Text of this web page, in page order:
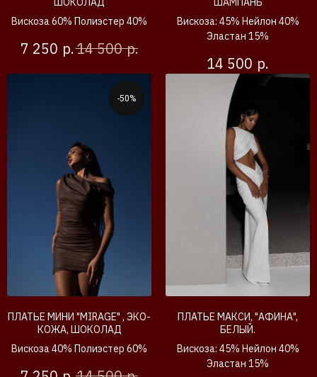
Вискоза 60% Полиэстер 40%
7 250 р.14 500 р.
Вискоза: 45% Нейлон 40%
Эластан 15%
14 500 р.
-50%
ПЛАТЬЕ МИНИ "MIRAGE" , ЭКО-
КОЖА, ШОКОЛАД
Вискоза 40% Полиэстер 60%
ПЛАТЬЕ МАКСИ, "АФИНА",
БЕЛЫЙ.
Вискоза: 45% Нейлон 40%
Эластан 15%